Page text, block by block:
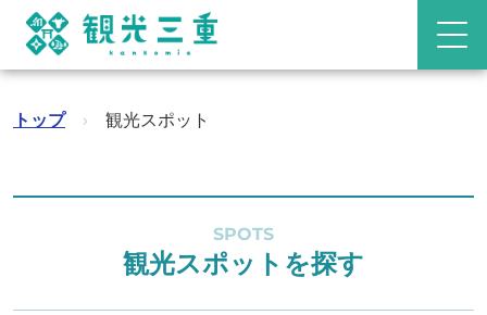
トップ › 観光スポット
SPOTS
観光スポットを探す